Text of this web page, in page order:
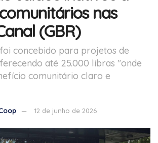
nas
(GBR)
concebido para projetos de
até 25.000 libras "onde
comunitário claro e
12 de junho de 2026